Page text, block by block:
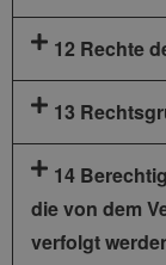
12 Rechte
13
14
die von dem
verfolgt